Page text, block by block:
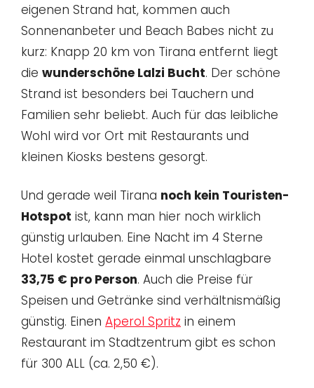
eigenen Strand hat, kommen auch
Sonnenanbeter und Beach Babes nicht zu
kurz: Knapp 20 km von Tirana entfernt liegt
die wunderschöne Lalzi Bucht. Der schöne
Strand ist besonders bei Tauchern und
Familien sehr beliebt. Auch für das leibliche
Wohl wird vor Ort mit Restaurants und
kleinen Kiosks bestens gesorgt.
Und gerade weil Tirana noch kein Touristen-
Hotspot ist, kann man hier noch wirklich
günstig urlauben. Eine Nacht im 4 Sterne
Hotel kostet gerade einmal unschlagbare
33,75 € pro Person. Auch die Preise für
Speisen und Getränke sind verhältnismäßig
günstig. Einen Aperol Spritz in einem
Restaurant im Stadtzentrum gibt es schon
für 300 ALL (ca. 2,50 €).